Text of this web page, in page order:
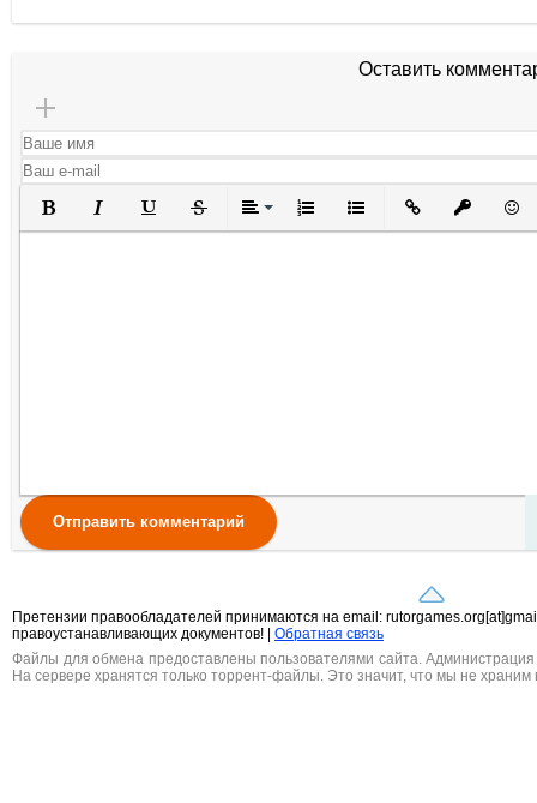
Оставить
Полужирный
КурсивПодчеркнутый
ЗачеркнутыйВыравнивание
Нумерованный список
Маркированный список
Вставить ссылку
Вставить
Отправить комментарий
Претензии правообладателей принимаются на email:
правоустанавливающих документов! |
Обратная связь
Файлы для обмена предоставлены пользователями сайта. Администрация
На сервере хранятся только торрент-файлы. Это значит, что мы не